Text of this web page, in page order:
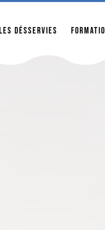
désservies